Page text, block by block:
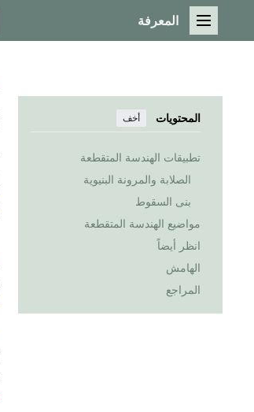
القائمة الرئيسية
المعرفة
المحتويات أخف
تطبيقات الهندسة المتقطعة
الصلابة والمرونة البنيوية
بنى السقوط
مواضيع الهندسة المتقطعة
انظر أيضاً
الهامش
المراجع